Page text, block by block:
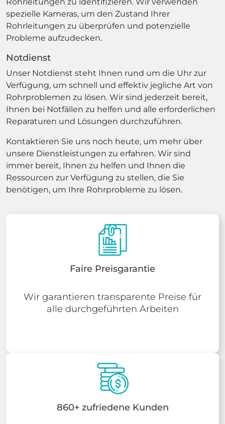
spezielle Kameras, um den Zustand Ihrer
Rohrleitungen zu überprüfen und potenzielle
Probleme aufzudecken.
Notdienst
Unser Notdienst steht Ihnen rund um die Uhr zur
Verfügung, um schnell und effektiv jegliche Art von
Rohrproblemen zu lösen. Wir sind jederzeit bereit,
Ihnen bei Notfällen zu helfen und alle erforderlichen
Reparaturen und Lösungen durchzuführen.
Kontaktieren Sie uns noch heute, um mehr über
unsere Dienstleistungen zu erfahren. Wir sind
immer bereit, Ihnen zu helfen und Ihnen die
Ressourcen zur Verfügung zu stellen, die Sie
benötigen, um Ihre Rohrprobleme zu lösen.
Faire Preisgarantie
Wir garantieren transparente Preise für
alle durchgeführten Arbeiten
860+ zufriedene Kunden